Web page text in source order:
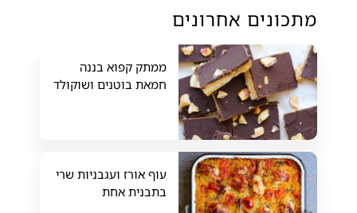
מתכונים אחרונים
ממתק קפוא בננה
חמאת בוטנים ושוקולד
עוף אורז ועגבניות שרי
בתבנית אחת